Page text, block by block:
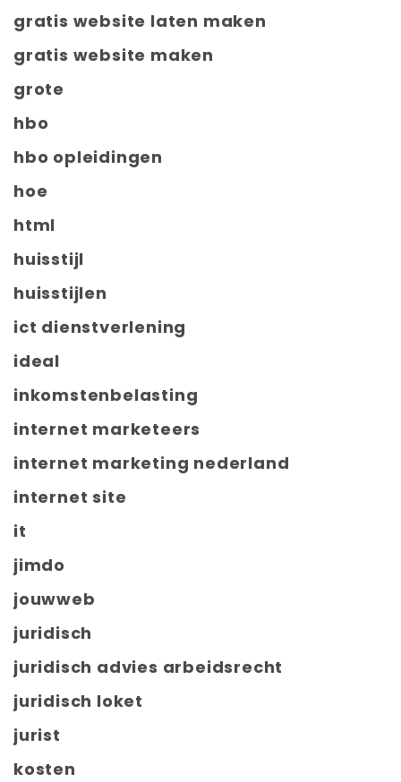
gratis website laten maken
gratis website maken
grote
hbo
hbo opleidingen
hoe
html
huisstijl
huisstijlen
ict dienstverlening
ideal
inkomstenbelasting
internet marketeers
internet marketing nederland
internet site
it
jimdo
jouwweb
juridisch
juridisch advies arbeidsrecht
juridisch loket
jurist
kosten